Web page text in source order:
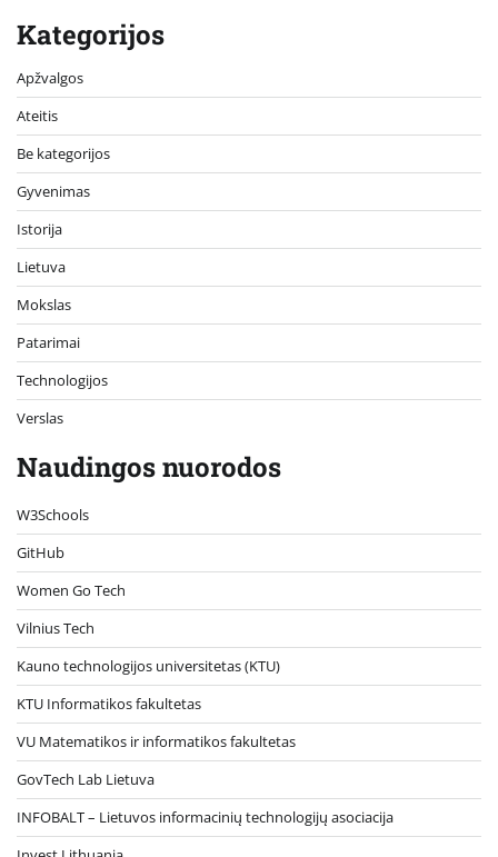
Kategorijos
Apžvalgos
Ateitis
Be kategorijos
Gyvenimas
Istorija
Lietuva
Mokslas
Patarimai
Technologijos
Verslas
Naudingos nuorodos
W3Schools
GitHub
Women Go Tech
Vilnius Tech
Kauno technologijos universitetas (KTU)
KTU Informatikos fakultetas
VU Matematikos ir informatikos fakultetas
GovTech Lab Lietuva
INFOBALT – Lietuvos informacinių technologijų asociacija